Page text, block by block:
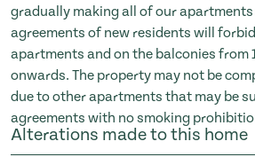
gradually making all of our
agreements of new residents will
apartments and on the balconies from
onwards. The property may not be
due to other apartments that may be
agreements with no smoking
Alterations made to this home